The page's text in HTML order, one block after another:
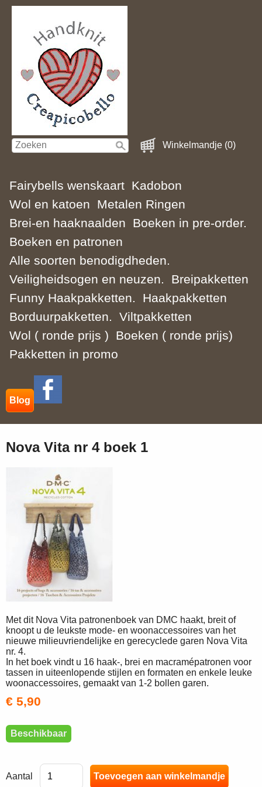
Winkelmandje (0)
Fairybells wenskaart Kadobon
Wol en katoen
Metalen Ringen
Brei-en haaknaalden
Boeken in pre-order.
Boeken en patronen
Alle soorten benodigdheden.
Veiligheidsogen en neuzen.
Breipakketten
Funny Haakpakketten.
Haakpakketten
Borduurpakketten.
Viltpakketten
Wol ( ronde prijs )
Boeken ( ronde prijs)
Pakketten in promo
Blog
Nova Vita nr 4 boek 1
Met dit Nova Vita patronenboek van DMC haakt, breit of
knoopt u de leukste mode- en woonaccessoires van het
nieuwe milieuvriendelijke en gerecyclede garen Nova Vita
nr. 4.
In het boek vindt u 16 haak-, brei en macramépatronen voor
tassen in uiteenlopende stijlen en formaten en enkele leuke
woonaccessoires, gemaakt van 1-2 bollen garen.
€ 5,90
Beschikbaar
Aantal